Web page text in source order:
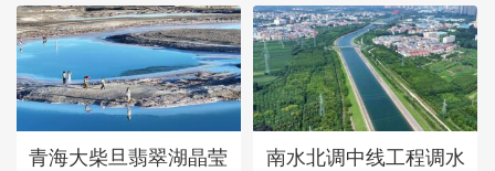
青海大柴旦翡翠湖晶莹
南水北调中线工程调水